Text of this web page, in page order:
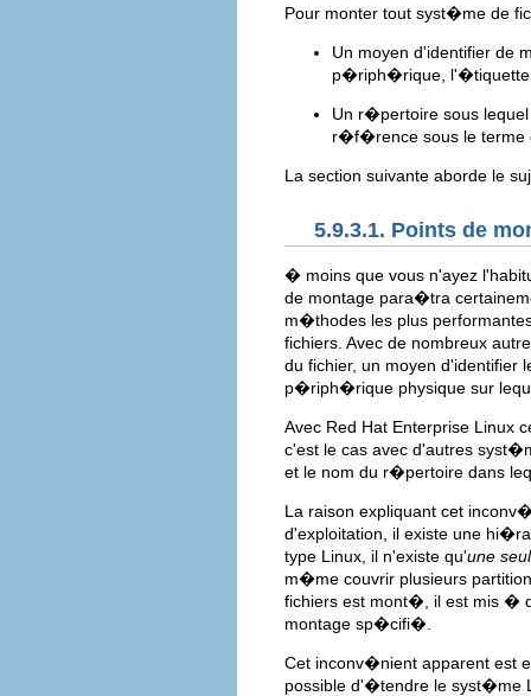
Pour monter tout syst�me de
Un moyen d'identifier de
p�riph�rique, l'�tiquette
Un r�pertoire sous
r�f�rence sous le
La section suivante aborde le
5.9.3.1. Points de
� moins que vous n'ayez
de montage para�tra
m�thodes les plus
fichiers. Avec de nombreux
du fichier, un moyen
p�riph�rique physique sur
Avec Red Hat Enterprise
c'est le cas avec d'autres
et le nom du r�pertoire dans
La raison expliquant cet
d'exploitation, il existe une
type Linux, il n'existe qu'une
m�me couvrir plusieurs
fichiers est mont�, il est mis �
montage sp�cifi�.
Cet inconv�nient apparent est
possible d'�tendre le syst�me